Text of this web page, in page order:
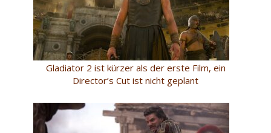
Gladiator 2 ist kürzer als der erste Film, ein
Director’s Cut ist nicht geplant